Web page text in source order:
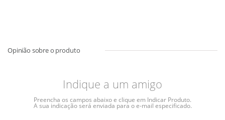
Indique a um amigo
Preencha os campos abaixo e clique em Indicar Produto.
A sua indicação será enviada para o e-mail especificado.